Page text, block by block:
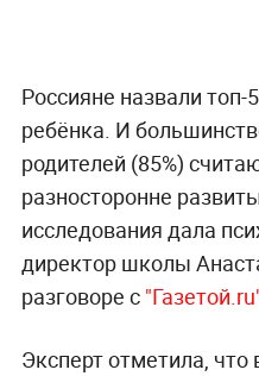
Россияне назвали топ-
ребёнка. И
родителей (85%)
разносторонне
исследования дала
директор школы
разговоре с
Эксперт отметила,